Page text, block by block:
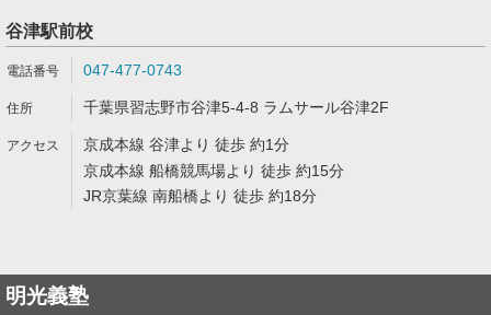
谷津駅前校
047-477-0743
千葉県習志野市谷津5-4-8 ラムサール谷津2F
京成本線 谷津より 徒歩 約1分
京成本線 船橋競馬場より 徒歩 約15分
JR京葉線 南船橋より 徒歩 約18分
明光義塾